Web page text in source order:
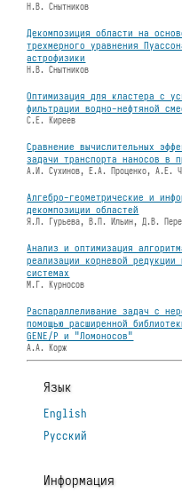
Н.В. Снытников
Декомпозиция области на
трехмерного уравнения
астрофизики
Н.В. Снытников
Оптимизация для кластера с
фильтрации водно-нефтяной
С.Е. Киреев
Сравнение вычислительных
задачи транспорта наносов в
А.И. Сухинов, Е.А. Проценко, А.Е.
Алгебро-геометрические и
декомпозиции областей
Я.Л. Гурьева, В.П. Ильин, Д.В.
Анализ и оптимизация
реализации корневой редукции
системах
М.Г. Курносов
Распараллеливание задач с
помощью расширенной
GENE/P и "Ломоносов"
А.А. Корж
Язык
English
Русский
Информация